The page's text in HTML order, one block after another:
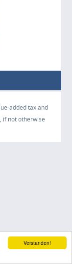
Verstanden!
added tax and
if not otherwise